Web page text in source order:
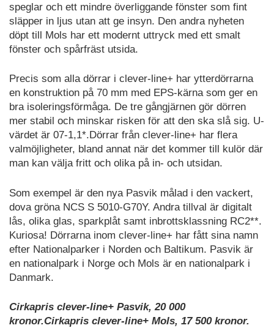
speglar och ett mindre överliggande fönster som fint
släpper in ljus utan att ge insyn. Den andra nyheten
döpt till Mols har ett modernt uttryck med ett smalt
fönster och spårfräst utsida.
Precis som alla dörrar i clever-line+ har ytterdörrarna
en konstruktion på 70 mm med EPS-kärna som ger en
bra isoleringsförmåga. De tre gångjärnen gör dörren
mer stabil och minskar risken för att den ska slå sig. U-
värdet är 07-1,1*.Dörrar från clever-line+ har flera
valmöjligheter, bland annat när det kommer till kulör där
man kan välja fritt och olika på in- och utsidan.
Som exempel är den nya Pasvik målad i den vackert,
dova gröna NCS S 5010-G70Y. Andra tillval är digitalt
lås, olika glas, sparkplåt samt inbrottsklassning RC2**.
Kuriosa! Dörrarna inom clever-line+ har fått sina namn
efter Nationalparker i Norden och Baltikum. Pasvik är
en nationalpark i Norge och Mols är en nationalpark i
Danmark.
Cirkapris clever-line+ Pasvik, 20 000
kronor.Cirkapris clever-line+ Mols, 17 500 kronor.